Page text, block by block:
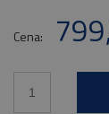
Cena: